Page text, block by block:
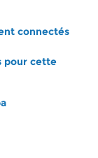
connectés
pour cette